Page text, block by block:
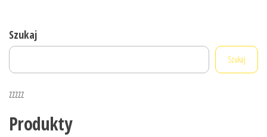
Szukaj
Szukaj
zzzzz
Produkty